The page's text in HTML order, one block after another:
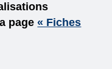
page« Fiches